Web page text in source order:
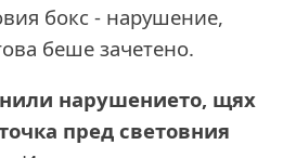
бокс - нарушение,
беше зачетено.
нарушението, щях
пред световния